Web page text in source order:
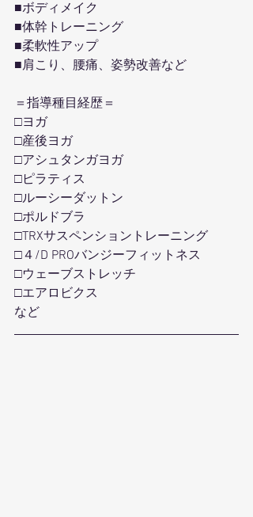
■ボディメイク
■体幹トレーニング
■柔軟性アップ
■肩こり、腰痛、姿勢改善など
＝指導種目経歴＝
□ヨガ
□産後ヨガ
□アシュタンガヨガ
□ピラティス
□ルーシーダットン
□ポルドブラ
□TRXサスペンショントレーニング
□４/D PROバンジーフィットネス
□ウェーブストレッチ
□エアロビクス
など